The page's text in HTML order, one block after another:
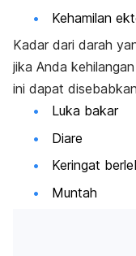
Kehamilan
Kadar dari darah
jika Anda
ini dapat
Luka bakar
Diare
Keringat
Muntah